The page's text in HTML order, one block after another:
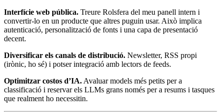
Interfície web pública. Treure Rolsfera del meu panell intern i
convertir-lo en un producte que altres puguin usar. Això implica
autenticació, personalització de fonts i una capa de presentació
decent.
Diversificar els canals de distribució. Newsletter, RSS propi
(irònic, ho sé) i potser integració amb lectors de feeds.
Optimitzar costos d’IA. Avaluar models més petits per a
classificació i reservar els LLMs grans només per a resums i tasques
que realment ho necessitin.